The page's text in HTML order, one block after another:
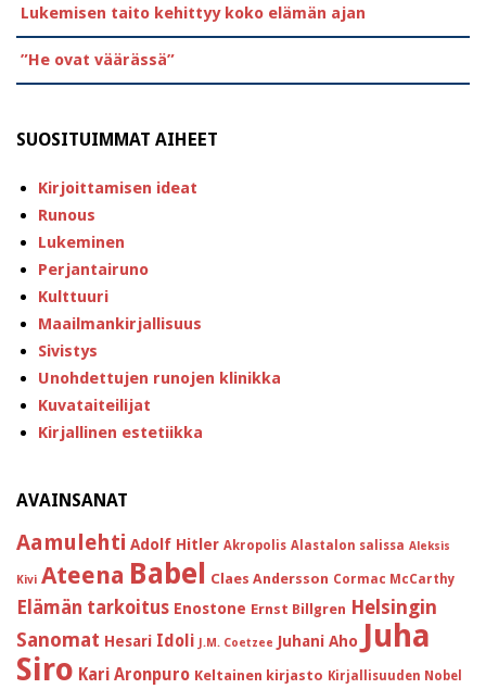
Lukemisen taito kehittyy koko elämän ajan
”He ovat väärässä”
SUOSITUIMMAT AIHEET
Kirjoittamisen ideat
Runous
Lukeminen
Perjantairuno
Kulttuuri
Maailmankirjallisuus
Sivistys
Unohdettujen runojen klinikka
Kuvataiteilijat
Kirjallinen estetiikka
AVAINSANAT
Aamulehti Adolf Hitler Akropolis Alastalon salissa Aleksis
Kivi Ateena Babel Claes Andersson Cormac McCarthy
Elämän tarkoitus Enostone Ernst Billgren Helsingin
Sanomat Hesari Idoli J.M. Coetzee Juhani Aho Juha
Siro Kari Aronpuro Keltainen kirjasto Kirjallisuuden Nobel